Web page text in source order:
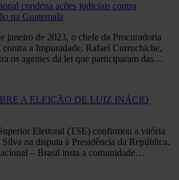
condena ações judiciais contra
na Guatemala
janeiro de 2023, o chefe da Procuradoria
contra a Impunidade, Rafael Curruchiche,
os agentes da lei que participaram das…
A ELEIÇÃO DE LUIZ INÁCIO
Eleitoral (TSE) confirmou a vitória
na disputa à Presidência da República.
– Brasil insta a comunidade…